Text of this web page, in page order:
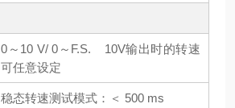
0～10 V/ 0～F.S. 10V输出时的转速
可任意设定
稳态转速测试模式：＜ 500 ms